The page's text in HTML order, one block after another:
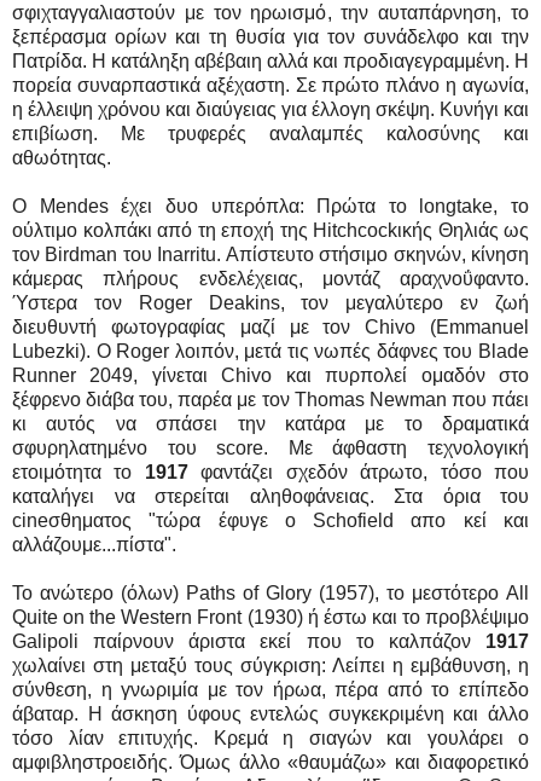
σφιχταγγαλιαστούν με τον ηρωισμό, την αυταπάρνηση, το
ξεπέρασμα ορίων και τη θυσία για τον συνάδελφο και την
Πατρίδα. Η κατάληξη αβέβαιη αλλά και προδιαγεγραμμένη. Η
πορεία συναρπαστικά αξέχαστη. Σε πρώτο πλάνο η αγωνία,
η έλλειψη χρόνου και διαύγειας για έλλογη σκέψη. Κυνήγι και
επιβίωση. Με τρυφερές αναλαμπές καλοσύνης και
αθωότητας.
Ο Mendes έχει δυο υπερόπλα: Πρώτα το longtake, το
ούλτιμο κολπάκι από τη εποχή της Hitchcockικής Θηλιάς ως
τον Birdman του Inarritu. Απίστευτο στήσιμο σκηνών, κίνηση
κάμερας πλήρους ενδελέχειας, μοντάζ αραχνοΰφαντο.
Ύστερα τον Roger Deakins, τον μεγαλύτερο εν ζωή
διευθυντή φωτογραφίας μαζί με τον Chivo (Emmanuel
Lubezki). O Roger λοιπόν, μετά τις νωπές δάφνες του Blade
Runner 2049, γίνεται Chivo και πυρπολεί ομαδόν στο
ξέφρενο διάβα του, παρέα με τον Thomas Newman που πάει
κι αυτός να σπάσει την κατάρα με το δραματικά
σφυρηλατημένο του score. Με άφθαστη τεχνολογική
ετοιμότητα το 1917φαντάζει σχεδόν άτρωτο, τόσο που
καταλήγει να στερείται αληθοφάνειας. Στα όρια του
cineσθηματος "τώρα έφυγε ο Schofield απο κεί και
αλλάζουμε...πίστα".
Το ανώτερο (όλων) Paths of Glory (1957), το μεστότερο All
Quite on the Western Front (1930) ή έστω και το προβλέψιμο
Galipoli παίρνουν άριστα εκεί που το καλπάζον 1917
χωλαίνει στη μεταξύ τους σύγκριση: Λείπει η εμβάθυνση, η
σύνθεση, η γνωριμία με τον ήρωα, πέρα από το επίπεδο
άβαταρ. Η άσκηση ύφους εντελώς συγκεκριμένη και άλλο
τόσο λίαν επιτυχής. Κρεμά η σιαγών και γουλάρει ο
αμφιβληστροειδής. Όμως άλλο «θαυμάζω» και διαφορετικό